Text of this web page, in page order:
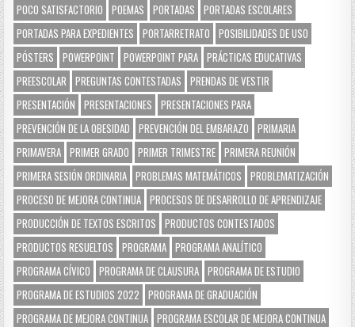
POCO SATISFACTORIO
POEMAS PORTADAS
PORTADAS ESCOLARES
PORTADAS PARA EXPEDIENTES
PORTARRETRATO
POSIBILIDADES DE USO
PÓSTERS
POWERPOINT POWERPOINT PARA PRÁCTICAS EDUCATIVAS
PREESCOLAR
PREGUNTAS CONTESTADAS
PRENDAS DE VESTIR
PRESENTACIÓN
PRESENTACIONES
PRESENTACIONES PARA
PREVENCIÓN DE LA OBESIDAD
PREVENCIÓN DEL EMBARAZO
PRIMARIA
PRIMAVERA PRIMER GRADO PRIMER TRIMESTRE PRIMERA REUNIÓN
PRIMERA SESIÓN ORDINARIA PROBLEMAS MATEMÁTICOS
PROBLEMATIZACIÓN
PROCESO DE MEJORA CONTINUA PROCESOS DE DESARROLLO DE APRENDIZAJE
PRODUCCIÓN DE TEXTOS ESCRITOS
PRODUCTOS CONTESTADOS
PRODUCTOS RESUELTOS
PROGRAMA PROGRAMA ANALÍTICO
PROGRAMA CÍVICO
PROGRAMA DE CLAUSURA PROGRAMA DE ESTUDIO
PROGRAMA DE ESTUDIOS 2022
PROGRAMA DE GRADUACIÓN
PROGRAMA DE MEJORA CONTINUA PROGRAMA ESCOLAR DE MEJORA CONTINUA